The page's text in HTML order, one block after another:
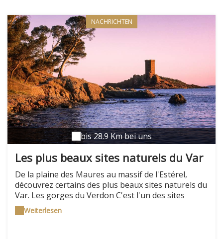
NACHRICHTEN
bis 28.9 Km bei uns
Les plus beaux sites naturels du Var
De la plaine des Maures au massif de l'Estérel,
découvrez certains des plus beaux sites naturels du
Var. Les gorges du Verdon C'est l'un des sites
naturels les plus beaux de France. Un profond
canyon aux parois abruptes creusé au fil du temps
Weiterlesen